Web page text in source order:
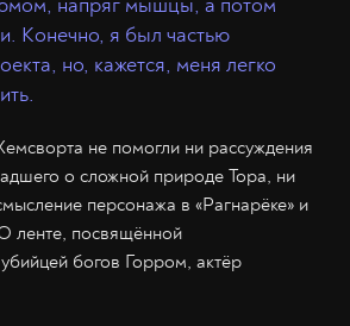
Конечно, я был частью
но, кажется, меня легко
не помогли ни рассуждения
о сложной природе Тора, ни
персонажа в «Рагнарёке» и
ленте, посвящённой
богов Горром, актёр